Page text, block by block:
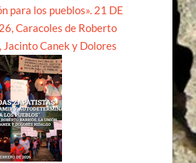
para los pueblos». 21 DE
Caracoles de Roberto
Jacinto Canek y Dolores